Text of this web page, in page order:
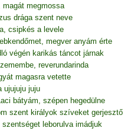
megmossa
drága szent neve
csipkés a levele
megver anyám érte
végén karikás táncot járnak
reverundarinda
magasra vetette
ujujuju juju
bátyám, szépen hegedülne
szent királyok szíveket gerjesztő
leborulva imádjuk